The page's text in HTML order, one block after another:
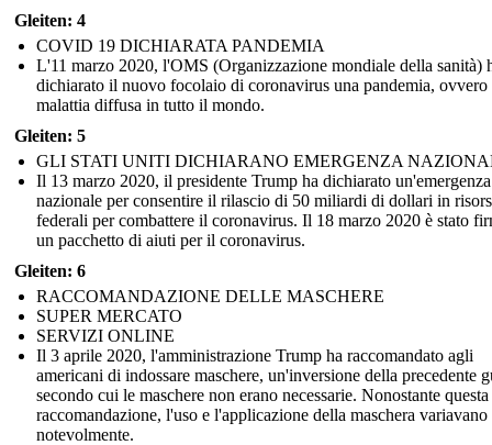
Gleiten: 4
COVID 19 DICHIARATA PANDEMIA
L'11 marzo 2020, l'OMS (Organizzazione mondiale della sanità)
dichiarato il nuovo focolaio di coronavirus una pandemia, ovvero
malattia diffusa in tutto il mondo.
Gleiten: 5
GLI STATI UNITI DICHIARANO EMERGENZA
Il 13 marzo 2020, il presidente Trump ha dichiarato un'emergenza
nazionale per consentire il rilascio di 50 miliardi di dollari in
federali per combattere il coronavirus. Il 18 marzo 2020 è stato
un pacchetto di aiuti per il coronavirus.
Gleiten: 6
RACCOMANDAZIONE DELLE MASCHERE
SUPER MERCATO
SERVIZI ONLINE
Il 3 aprile 2020, l'amministrazione Trump ha raccomandato agli
americani di indossare maschere, un'inversione della precedente
secondo cui le maschere non erano necessarie. Nonostante questa
raccomandazione, l'uso e l'applicazione della maschera variavano
notevolmente.